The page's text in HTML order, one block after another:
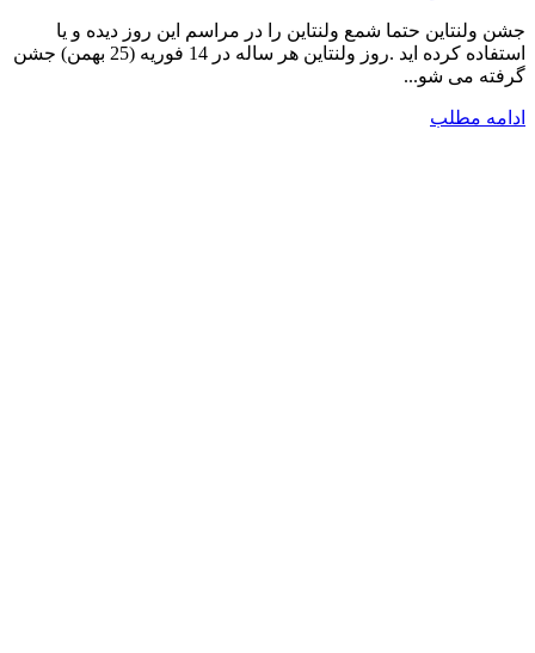
جشن ولنتاین حتما شمع ولنتاین را در مراسم این روز دیده و یا
استفاده کرده اید .روز ولنتاین هر ساله در 14 فوریه (25 بهمن) جشن
گرفته می شو...
ادامه مطلب